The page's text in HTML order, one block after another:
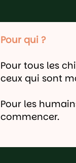
Pour qui ?
Pour tous les
ceux qui sont
Pour les
commencer.